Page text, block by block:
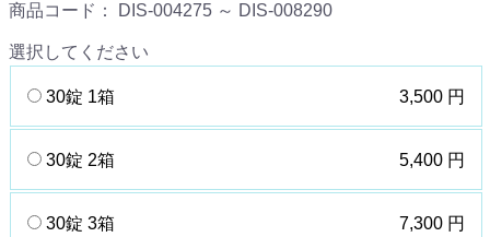
商品コード： DIS-004275 ～ DIS-008290
選択してください
30錠 1箱 3,500 円
30錠 2箱 5,400 円
30錠 3箱 7,300 円